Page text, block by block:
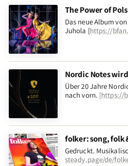
The Power of
Das neue Album
Juhola [https://
Nordic Notes
Über 20 Jahre
nach vorn. [https://
folker: song, folk
Gedruckt.
steady.page/de/